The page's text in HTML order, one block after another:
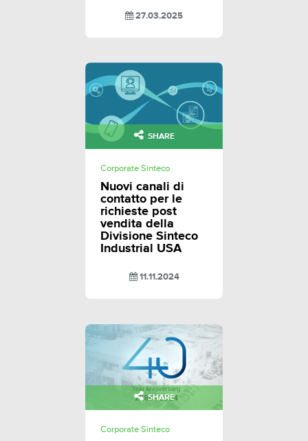
27.03.2025
SHARE
Corporate Sinteco
Nuovi canali di
contatto per le
richieste post
vendita della
Divisione Sinteco
Industrial USA
11.11.2024
SHARE
Corporate Sinteco